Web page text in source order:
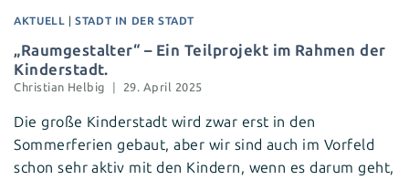
AKTUELL |STADT IN DER STADT
„Raumgestalter“ – Ein Teilprojekt im Rahmen der
Kinderstadt.
Christian Helbig 29. April 2025
Die große Kinderstadt wird zwar erst in den
Sommerferien gebaut, aber wir sind auch im Vorfeld
schon sehr aktiv mit den Kindern, wenn es darum geht,